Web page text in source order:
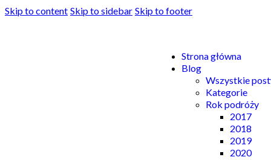
Skip to content Skip to sidebar Skip to footer
Strona główna
Blog
Wszystkie
Kategorie
Rok podróży
2017
2018
2019
2020